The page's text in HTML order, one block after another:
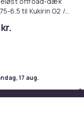
6.5 til Kukirin G2 /
/ Ausom DT2 Pro /
17 aug.